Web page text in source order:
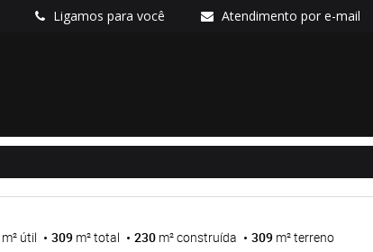
Ligamos para você Atendimento por e-mail
m² útil 309 m² total 230 m² construída 309 m² terreno